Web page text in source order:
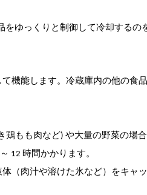
をゆっくりと制御して冷却するの
機能します。冷蔵庫内の他の食
鶏もも肉など) や大量の野菜の場
12 時間かかります。
（肉汁や溶けた氷など）をキャ